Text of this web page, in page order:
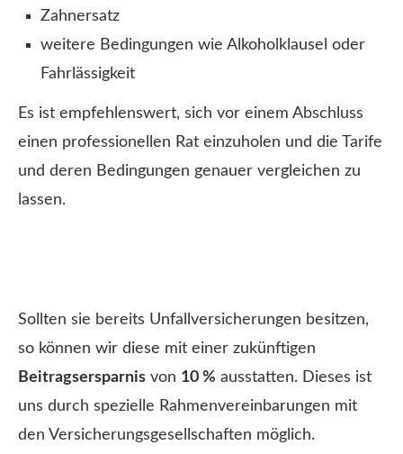
Zahnersatz
weitere Bedingungen wie Alkoholklausel oder
Fahrlässigkeit
Es ist empfehlenswert, sich vor einem Abschluss
einen professionellen Rat einzuholen und die Tarife
und deren Bedingungen genauer ver­gleichen zu
lassen.
Sollten sie bereits Unfall­ver­si­che­rungen besitzen,
so können wir diese mit einer zukünftigen
Beitragsersparnis von 10 % ausstatten. Dieses ist
uns durch spezielle Rahmenvereinbarungen mit
den Versicherungsgesellschaften möglich.